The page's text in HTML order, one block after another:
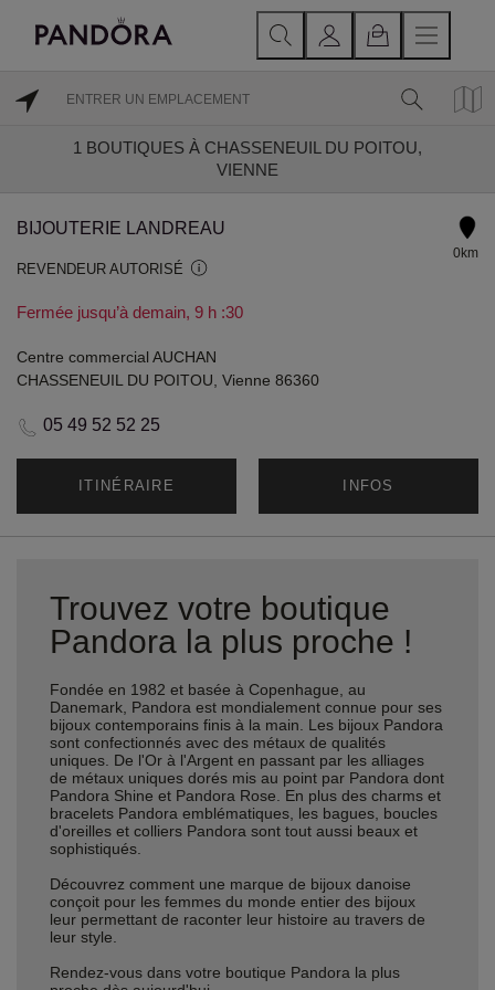
1 BOUTIQUES À CHASSENEUIL DU POITOU,
VIENNE
BIJOUTERIE LANDREAU
REVENDEUR AUTORISÉ
Fermée jusqu’à demain, 9 h :30
0km
Centre commercial AUCHAN
CHASSENEUIL DU POITOU, Vienne 86360
05 49 52 52 25
ITINÉRAIRE INFOS
Trouvez votre boutique
Pandora la plus proche !
Fondée en 1982 et basée à Copenhague, au
Danemark, Pandora est mondialement connue pour ses
bijoux contemporains finis à la main. Les bijoux Pandora
sont confectionnés avec des métaux de qualités
uniques. De l'Or à l'Argent en passant par les alliages
de métaux uniques dorés mis au point par Pandora dont
Pandora Shine et Pandora Rose. En plus des charms et
bracelets Pandora emblématiques, les bagues, boucles
d'oreilles et colliers Pandora sont tout aussi beaux et
sophistiqués.
Découvrez comment une marque de bijoux danoise
conçoit pour les femmes du monde entier des bijoux
leur permettant de raconter leur histoire au travers de
leur style.
Rendez-vous dans votre boutique Pandora la plus